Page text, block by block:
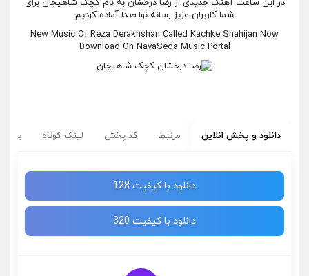
در این ساعت آهنگ جدیدی از رضا درخشان به نام کچک شاهیجان برای
شما کاربران عزیز رسانه نوا صدا آماده کردیم
New Music Of Reza Derakhshan Called Kachke Shahijan Now
Download On NavaSeda Music Portal
دانلود و پخش انلاین مرتبط کد پخش لینک کوتاه
دانلود با کیفیت 128
دانلود با کیفیت 320